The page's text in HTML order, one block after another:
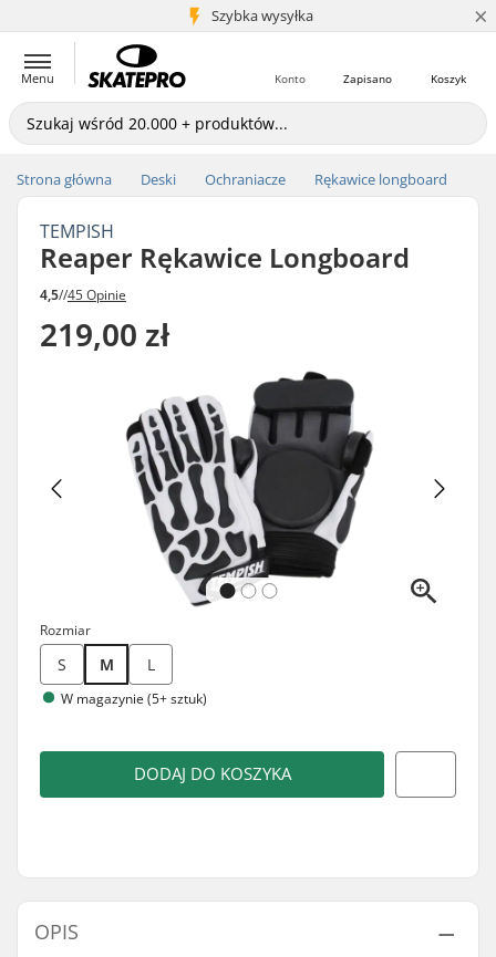
Szybka wysyłka
5+ mln klientów ×
Menu Koszyk
Zapisano
Konto
Strona główna Deski Ochraniacze Rękawice longboard
TEMPISH
Reaper Rękawice Longboard
4,5//45 Opinie
219,00 zł
Rozmiar
S M L
W magazynie (5+ sztuk)
DODAJ DO KOSZYKA
OPIS